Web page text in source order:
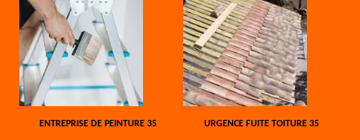
ENTREPRISE DE PEINTURE 35 URGENCE FUITE TOITURE 35